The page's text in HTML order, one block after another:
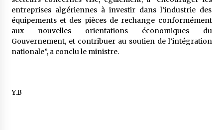
entreprises algériennes à investir dans l’industrie des
équipements et des pièces de rechange conformément
aux nouvelles orientations économiques du
Gouvernement, et contribuer au soutien de l’intégration
nationale”, a conclu le ministre.
Y.B